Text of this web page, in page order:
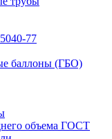
77
баллоны (ГБО)
объема ГОСТ